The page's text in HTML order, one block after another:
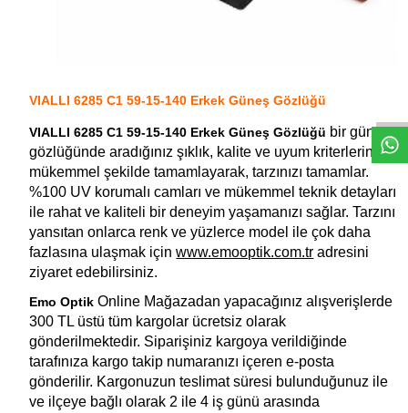
VIALLI 6285 C1 59-15-140 Erkek Güneş Gözlüğü
VIALLI 6285 C1 59-15-140 Erkek Güneş Gözlüğü bir güneş
gözlüğünde aradığınız şıklık, kalite ve uyum kriterlerini
mükemmel şekilde tamamlayarak, tarzınızı tamamlar.
%100 UV korumalı camları ve mükemmel teknik detayları
ile rahat ve kaliteli bir deneyim yaşamanızı sağlar. Tarzını
yansıtan onlarca renk ve yüzlerce model ile çok daha
fazlasına ulaşmak için www.emooptik.com.tr adresini
ziyaret edebilirsiniz.
Emo Optik Online Mağazadan yapacağınız alışverişlerde
300 TL üstü tüm kargolar ücretsiz olarak
gönderilmektedir. Siparişiniz kargoya verildiğinde
tarafınıza kargo takip numaranızı içeren e-posta
gönderilir. Kargonuzun teslimat süresi bulunduğunuz ile
ve ilçeye bağlı olarak 2 ile 4 iş günü arasında